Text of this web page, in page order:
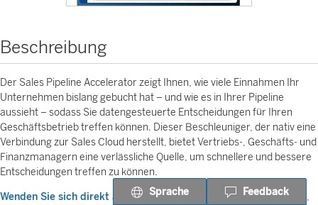
Beschreibung
Der Sales Pipeline Accelerator zeigt Ihnen, wie viele Einnahmen Ihr
Unternehmen bislang gebucht hat – und wie es in Ihrer Pipeline
aussieht – sodass Sie datengesteuerte Entscheidungen für Ihren
Geschäftsbetrieb treffen können. Dieser Beschleuniger, der nativ eine
Verbindung zur Sales Cloud herstellt, bietet Vertriebs-, Geschäfts- und
Finanzmanagern eine verlässliche Quelle, um schnellere und bessere
Entscheidungen treffen zu können.
Wenden Sie sich direkt an Visualitics, wenn Sie erfahren möchten,
Sprache Feedback